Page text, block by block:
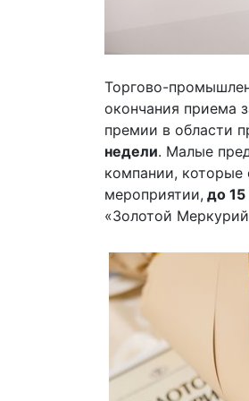
Торгово-
окончания приема
премии в области
недели. Малые
компании, которые
мероприятии, до
«Золотой